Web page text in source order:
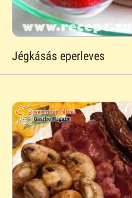
Jégkásás eperleves